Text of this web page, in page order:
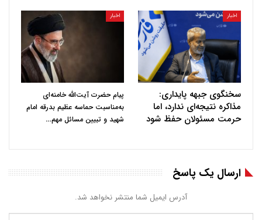
اخبار
سخنگوی جبهه پایداری:
مذاکره نتیجه‌ای ندارد، اما
حرمت مسئولان حفظ شود
اخبار
پیام حضرت آیت‌الله خامنه‌ای
به‌مناسبت حماسه عظیم بدرقه امام
شهید و تبیین مسائل مهم…
ارسال یک پاسخ
آدرس ایمیل شما منتشر نخواهد شد.